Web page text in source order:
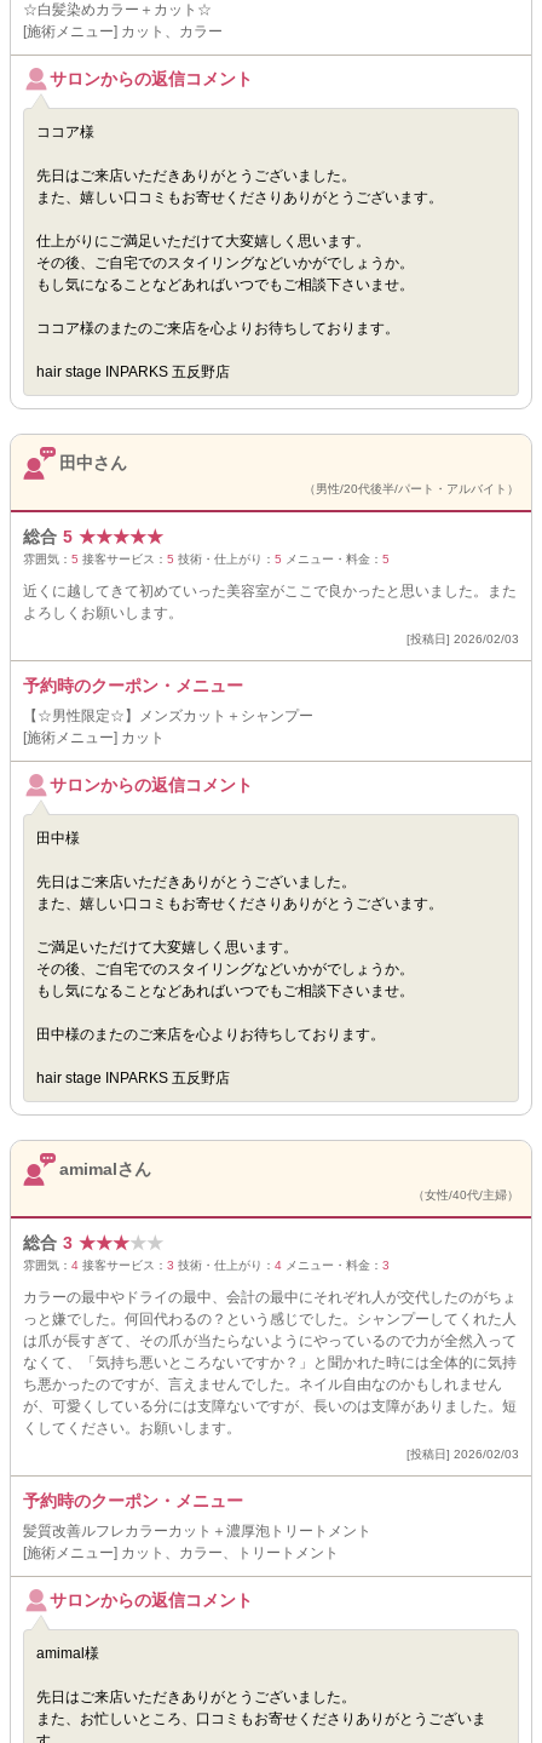
☆白髪染めカラー＋カット☆
[施術メニュー] カット、カラー
サロンからの返信コメント
ココア様
先日はご来店いただきありがとうございました。
また、嬉しい口コミもお寄せくださりありがとうございます。
仕上がりにご満足いただけて大変嬉しく思います。
その後、ご自宅でのスタイリングなどいかがでしょうか。
もし気になることなどあればいつでもご相談下さいませ。
ココア様のまたのご来店を心よりお待ちしております。
hair stage INPARKS 五反野店
田中さん
（男性/20代後半/パート・アルバイト）
総合 5 ★★★★★
雰囲気： 5 接客サービス： 5 技術・仕上がり： 5 メニュー・料金： 5
近くに越してきて初めていった美容室がここで良かったと思いました。また
よろしくお願いします。
[投稿日] 2026/02/03
予約時のクーポン・メニュー
【☆男性限定☆】メンズカット＋シャンプー
[施術メニュー] カット
サロンからの返信コメント
田中様
先日はご来店いただきありがとうございました。
また、嬉しい口コミもお寄せくださりありがとうございます。
ご満足いただけて大変嬉しく思います。
その後、ご自宅でのスタイリングなどいかがでしょうか。
もし気になることなどあればいつでもご相談下さいませ。
田中様のまたのご来店を心よりお待ちしております。
hair stage INPARKS 五反野店
amimalさん
（女性/40代/主婦）
総合 3 ★★★★★
雰囲気： 4 接客サービス： 3 技術・仕上がり： 4 メニュー・料金： 3
カラーの最中やドライの最中、会計の最中にそれぞれ人が交代したのがちょ
っと嫌でした。何回代わるの？という感じでした。シャンプーしてくれた人
は爪が長すぎて、その爪が当たらないようにやっているので力が全然入って
なくて、「気持ち悪いところないですか？」と聞かれた時には全体的に気持
ち悪かったのですが、言えませんでした。ネイル自由なのかもしれません
が、可愛くしている分には支障ないですが、長いのは支障がありました。短
くしてください。お願いします。
[投稿日] 2026/02/03
予約時のクーポン・メニュー
髪質改善ルフレカラーカット＋濃厚泡トリートメント
[施術メニュー] カット、カラー、トリートメント
サロンからの返信コメント
amimal様
先日はご来店いただきありがとうございました。
また、お忙しいところ、口コミもお寄せくださりありがとうございま